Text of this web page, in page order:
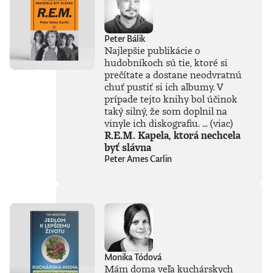
Peter Bálik
Najlepšie publikácie o
hudobníkoch sú tie, ktoré si
prečítate a dostane neodvratnú
chuť pustiť si ich albumy. V
prípade tejto knihy bol účinok
taký silný, že som doplnil na
vinyle ich diskografiu. ...(viac)
R.E.M. Kapela, ktorá nechcela
byť slávna
Peter Ames Carlin
Monika Tódová
Mám doma veľa kuchárskych